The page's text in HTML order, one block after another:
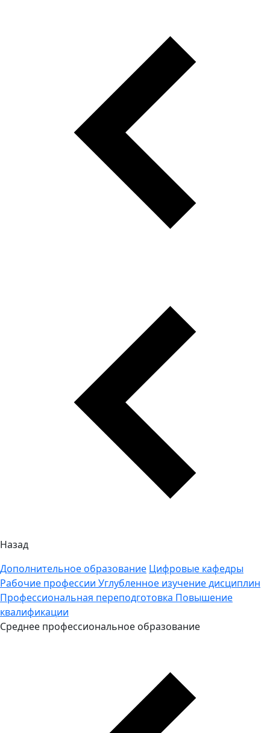
Назад
Дополнительное образование Цифровые кафедры
Рабочие профессии Углубленное изучение дисциплин
Профессиональная переподготовка Повышение
квалификации
Среднее профессиональное образование